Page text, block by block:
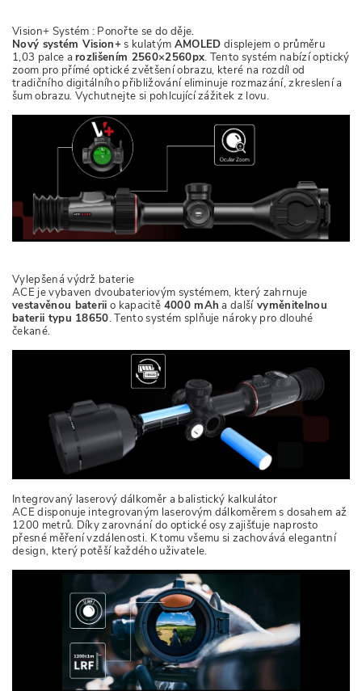
Vision+ Systém : Ponořte se do děje.
Nový systém Vision+s kulatým AMOLED displejem o průměru
1,03 palce arozlišením 2560×2560px. Tento systém nabízí optický
zoom pro přímé optické zvětšení obrazu, které na rozdíl od
tradičního digitálního přibližování eliminuje rozmazání, zkreslení a
šum obrazu. Vychutnejte si pohlcující zážitek z lovu.
Vylepšená výdrž baterie
ACE je vybaven dvoubateriovým systémem, který zahrnuje
vestavěnou baterii o kapacitě 4000 mAh a dalšívyměnitelnou
baterii typu 18650. Tento systém splňuje nároky pro dlouhé
čekané.
Integrovaný laserový dálkoměr a balistický kalkulátor
ACE disponuje integrovaným laserovým dálkoměrem s dosahem až
1200 metrů. Díky zarovnání do optické osy zajišťuje naprosto
přesné měření vzdálenosti. K tomu všemu si zachovává elegantní
design, který potěší každého uživatele.